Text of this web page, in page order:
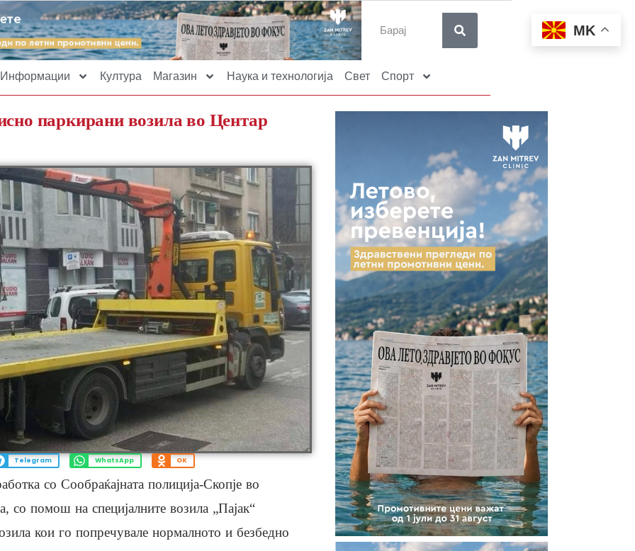
Информации Култура Магазин Наука и технологија Свет Спорт
паркирани возила во Центар
Telegram WhatsApp OK
со Сообраќајната полиција-Скопје во
помош на специјалните возила „Пајак“
кои го попречувале нормалното и безбедно
MK